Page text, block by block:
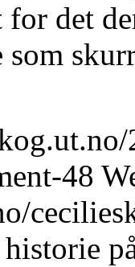
det
48
historie